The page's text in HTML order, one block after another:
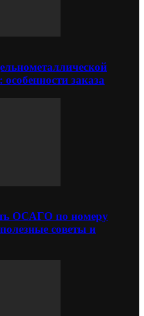
особенности заказа
ОСАГО по номеру
советы и